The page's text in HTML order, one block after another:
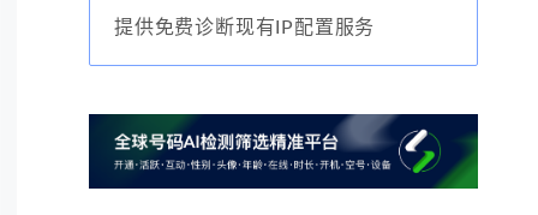
提供免费诊断现有IP配置服务